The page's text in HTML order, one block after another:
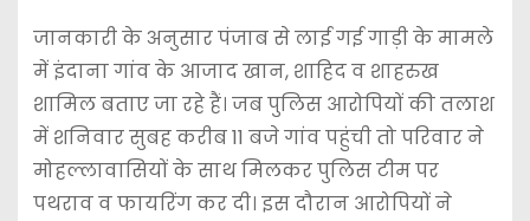
जानकारी के अनुसार पंजाब से लाई गई गाड़ी के मामले
में इंदाना गांव के आजाद खान, शाहिद व शाहरुख
शामिल बताए जा रहे हैं। जब पुलिस आरोपियों की तलाश
में शनिवार सुबह करीब 11 बजे गांव पहुंची तो परिवार ने
मोहल्लावासियों के साथ मिलकर पुलिस टीम पर
पथराव व फायरिंग कर दी। इस दौरान आरोपियों ने